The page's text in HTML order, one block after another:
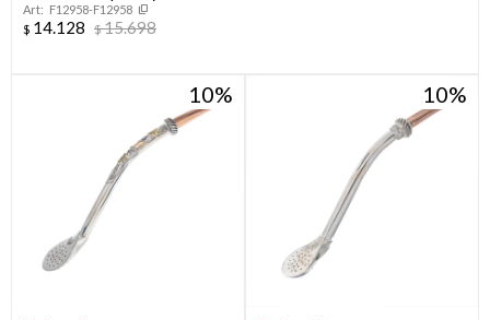
F12958-F12958
$ 14.128 $15.698
10 10
Compromiso